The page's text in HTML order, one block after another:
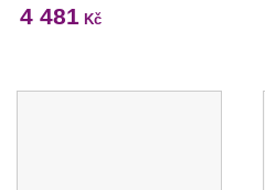
4 481 Kč